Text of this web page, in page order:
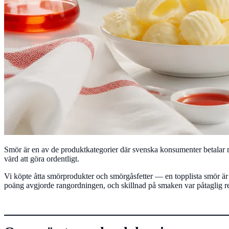
Smör är en av de produktkategorier där svenska konsumenter
värd att göra ordentligt.
Vi köpte åtta smörprodukter och smörgåsfetter — en topplista smör
poäng avgjorde rangordningen, och skillnad på smaken var